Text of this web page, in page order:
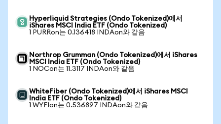
Hyperliquid Strategies (Ondo Tokenized)에서
iShares MSCI India ETF (Ondo Tokenized)
1 PURRon는 0.136418 INDAon와 같음
Northrop Grumman (Ondo Tokenized)에서 iShares
MSCI India ETF (Ondo Tokenized)
1 NOCon는 11.3117 INDAon와 같음
WhiteFiber (Ondo Tokenized)에서 iShares MSCI
India ETF (Ondo Tokenized)
1 WYFIon는 0.536897 INDAon와 같음